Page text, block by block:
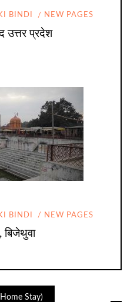
BINDI NEW PAGES
उत्तर प्रदेश
BINDI NEW PAGES
Stay)